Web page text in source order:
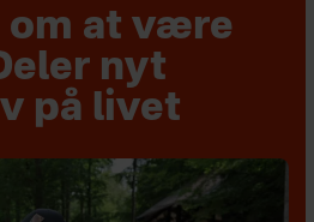
om at være
nyt
på livet